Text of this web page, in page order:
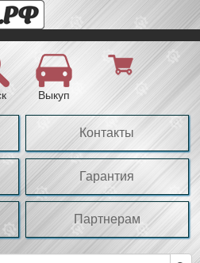
Выкуп
Контакты
Гарантия
Партнерам